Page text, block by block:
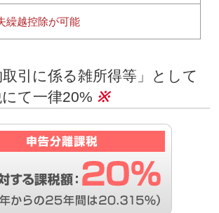
繰越控除が可能
引に係る雑所得等」として
て一律20% ※